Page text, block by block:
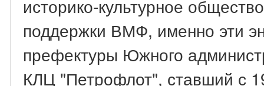
историко-культурное
поддержки ВМФ, именно эти
префектуры Южного
КЛЦ "Петрофлот", ставший с